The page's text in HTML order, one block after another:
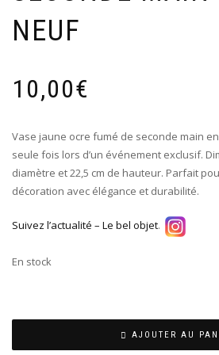
NEUF
10,00€
Vase jaune ocre fumé de seconde main
seule fois lors d’un événement exclusif.
diamètre et 22,5 cm de hauteur. Parfait
décoration avec élégance et durabilité.
Suivez l’actualité – Le bel objet.
En stock
AJOUTER AU